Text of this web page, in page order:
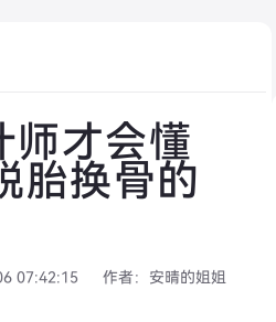
师才会懂
胎换骨的
07:42:15 作者： 安晴的姐姐